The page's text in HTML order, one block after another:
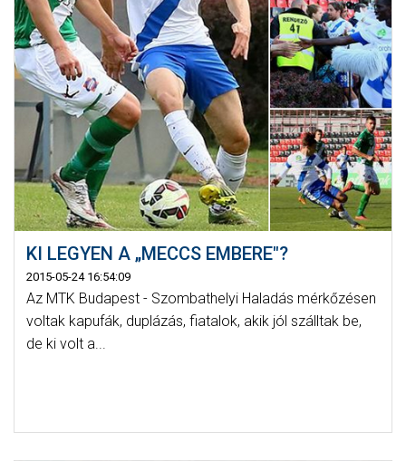
KI LEGYEN A „MECCS EMBERE"?
2015-05-24 16:54:09
Az MTK Budapest - Szombathelyi Haladás mérkőzésen
voltak kapufák, duplázás, fiatalok, akik jól szálltak be,
de ki volt a...